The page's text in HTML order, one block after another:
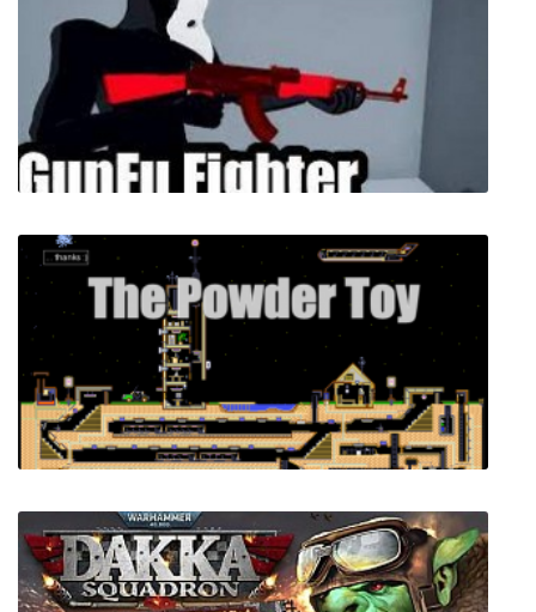
GunFu Fighter